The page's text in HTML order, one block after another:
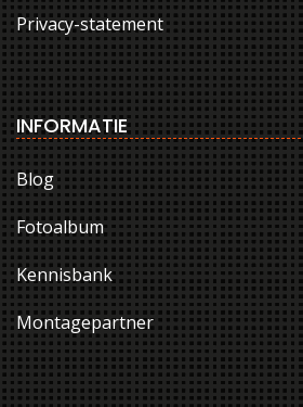
Privacy-statement
INFORMATIE
Blog
Fotoalbum
Kennisbank
Montagepartner